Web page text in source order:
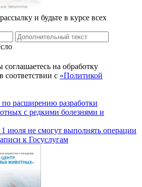
и будьте в курсе всех
на обработку
соответствии с «Политикой
расширению разработки
с редкими болезнями и
июля не смогут выполнять операции
к Госуслугам